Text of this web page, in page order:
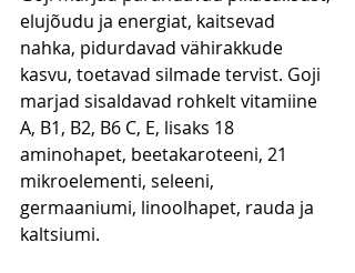
elujõudu ja energiat, kaitsevad
nahka, pidurdavad vähirakkude
kasvu, toetavad silmade tervist. Goji
marjad sisaldavad rohkelt vitamiine
A, B1, B2, B6 C, E, lisaks 18
aminohapet, beetakaroteeni, 21
mikroelementi, seleeni,
germaaniumi, linoolhapet, rauda ja
kaltsiumi.